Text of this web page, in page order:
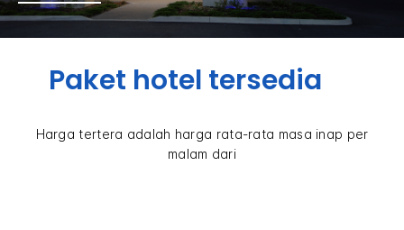
Paket hotel tersedia
Harga tertera adalah harga rata-rata masa inap per
malam dari